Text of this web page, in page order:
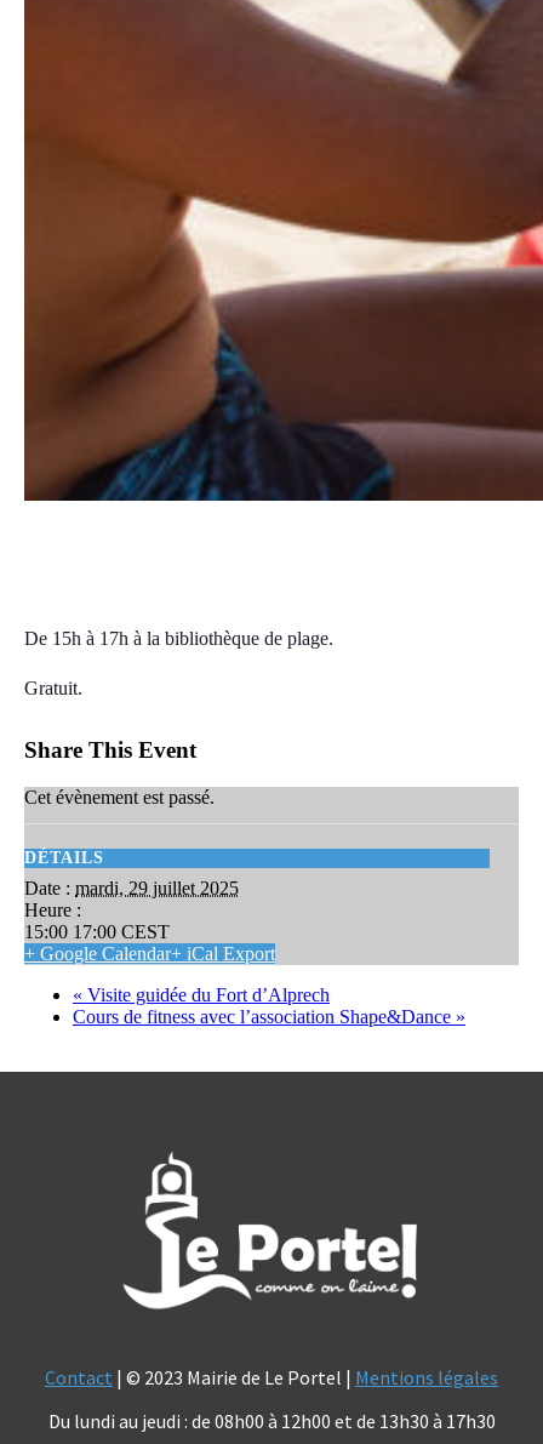
De 15h à 17h à la bibliothèque de plage.
Gratuit.
Share This Event
Cet évènement est passé.
DÉTAILS
Date : mardi, 29 juillet 2025
Heure :
15:00 17:00 CEST
+ Google Calendar+ iCal Export
« Visite guidée du Fort d’Alprech
Cours de fitness avec l’association Shape&Dance »
Contact | © 2023 Mairie de Le Portel | Mentions légales
Du lundi au jeudi : de 08h00 à 12h00 et de 13h30 à 17h30